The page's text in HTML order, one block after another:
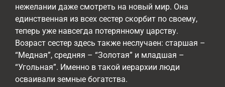
нежелании даже смотреть на новый мир. Она
единственная из всех сестер скорбит по своему,
теперь уже навсегда потерянному царству.
Возраст сестер здесь также неслучаен: старшая –
“Медная”, средняя – “Золотая” и младшая –
“Угольная”. Именно в такой иерархии люди
осваивали земные богатства.